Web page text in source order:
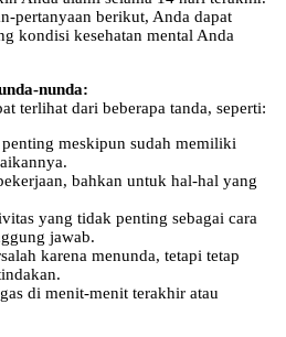
pertanyaan berikut, Anda dapat
kondisi kesehatan mental Anda
nunda:
terlihat dari beberapa tanda, seperti:
penting meskipun sudah memiliki
bahkan untuk hal-hal yang
yang tidak penting sebagai cara
jawab.
karena menunda, tetapi tetap
di menit-menit terakhir atau